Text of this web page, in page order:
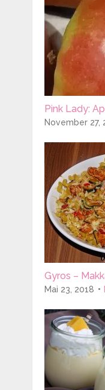
Pink Lady:
November 27,
Gyros –
Mai 23, 2018